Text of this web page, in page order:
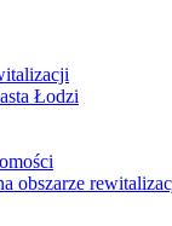
Łodzi
obszarze